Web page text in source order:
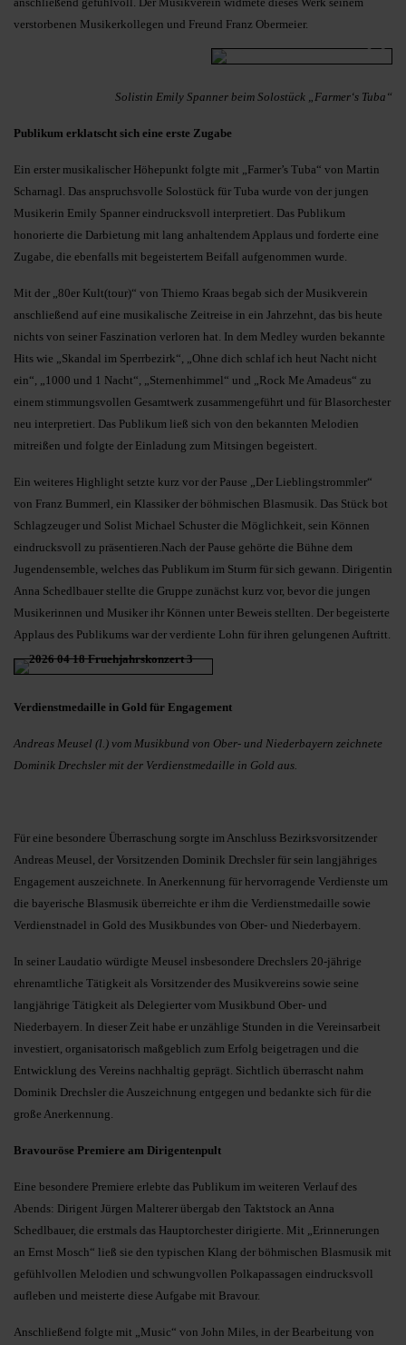
verstorbenen Musikerkollegen und Freund Franz Obermeier.
Solistin Emily Spanner beim Solostück „Farmer‘s Tuba“
Publikum erklatscht sich eine erste Zugabe
Ein erster musikalischer Höhepunkt folgte mit „Farmer’s Tuba“ von Martin
Scharnagl. Das anspruchsvolle Solostück für Tuba wurde von der jungen
Musikerin Emily Spanner eindrucksvoll interpretiert. Das Publikum
honorierte die Darbietung mit lang anhaltendem Applaus und forderte eine
Zugabe, die ebenfalls mit begeistertem Beifall aufgenommen wurde.
Mit der „80er Kult(tour)“ von Thiemo Kraas begab sich der Musikverein
anschließend auf eine musikalische Zeitreise in ein Jahrzehnt, das bis heute
nichts von seiner Faszination verloren hat. In dem Medley wurden bekannte
Hits wie „Skandal im Sperrbezirk“, „Ohne dich schlaf ich heut Nacht nicht
ein“, „1000 und 1 Nacht“, „Sternenhimmel“ und „Rock Me Amadeus“ zu
einem stimmungsvollen Gesamtwerk zusammengeführt und für Blasorchester
neu interpretiert. Das Publikum ließ sich von den bekannten Melodien
mitreißen und folgte der Einladung zum Mitsingen begeistert.
Ein weiteres Highlight setzte kurz vor der Pause „Der Lieblingstrommler“
von Franz Bummerl, ein Klassiker der böhmischen Blasmusik. Das Stück bot
Schlagzeuger und Solist Michael Schuster die Möglichkeit, sein Können
eindrucksvoll zu präsentieren.Nach der Pause gehörte die Bühne dem
Jugendensemble, welches das Publikum im Sturm für sich gewann. Dirigentin
Anna Schedlbauer stellte die Gruppe zunächst kurz vor, bevor die jungen
Musikerinnen und Musiker ihr Können unter Beweis stellten. Der begeisterte
Applaus des Publikums war der verdiente Lohn für ihren gelungenen Auftritt.
Verdienstmedaille in Gold für Engagement
Andreas Meusel (l.) vom Musikbund von Ober- und Niederbayern zeichnete
Dominik Drechsler mit der Verdienstmedaille in Gold aus.
Für eine besondere Überraschung sorgte im Anschluss Bezirksvorsitzender
Andreas Meusel, der Vorsitzenden Dominik Drechsler für sein langjähriges
Engagement auszeichnete. In Anerkennung für hervorragende Verdienste um
die bayerische Blasmusik überreichte er ihm die Verdienstmedaille sowie
Verdienstnadel in Gold des Musikbundes von Ober- und Niederbayern.
In seiner Laudatio würdigte Meusel insbesondere Drechslers 20-jährige
ehrenamtliche Tätigkeit als Vorsitzender des Musikvereins sowie seine
langjährige Tätigkeit als Delegierter vom Musikbund Ober- und
Niederbayern. In dieser Zeit habe er unzählige Stunden in die Vereinsarbeit
investiert, organisatorisch maßgeblich zum Erfolg beigetragen und die
Entwicklung des Vereins nachhaltig geprägt. Sichtlich überrascht nahm
Dominik Drechsler die Auszeichnung entgegen und bedankte sich für die
große Anerkennung.
Bravouröse Premiere am Dirigentenpult
Eine besondere Premiere erlebte das Publikum im weiteren Verlauf des
Abends: Dirigent Jürgen Malterer übergab den Taktstock an Anna
Schedlbauer, die erstmals das Hauptorchester dirigierte. Mit „Erinnerungen
an Ernst Mosch“ ließ sie den typischen Klang der böhmischen Blasmusik mit
gefühlvollen Melodien und schwungvollen Polkapassagen eindrucksvoll
aufleben und meisterte diese Aufgabe mit Bravour.
Anschließend folgte mit „Music“ von John Miles, in der Bearbeitung von